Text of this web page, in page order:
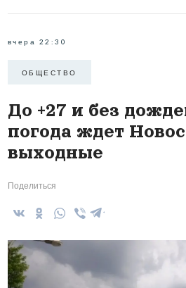
вчера 22:30
ОБЩЕСТВО
До +27 и без
погода ждет
выходные
Поделиться